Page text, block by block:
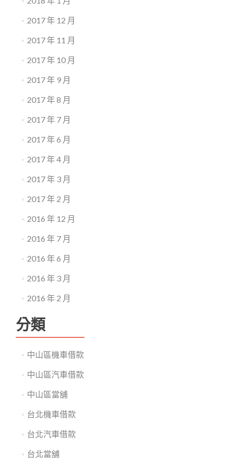
2017 年 12 月
2017 年 11 月
2017 年 10 月
2017 年 9 月
2017 年 8 月
2017 年 7 月
2017 年 6 月
2017 年 4 月
2017 年 3 月
2017 年 2 月
2016 年 12 月
2016 年 7 月
2016 年 6 月
2016 年 3 月
2016 年 2 月
分類
中山區機車借款
中山區汽車借款
中山區當舖
台北機車借款
台北汽車借款
台北當舖